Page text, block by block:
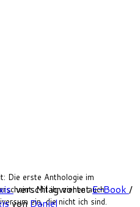
Die erste Anthologie im
Mit ihr ziehen auch
ein, die nicht ich sind.
verschlagwortetE-Book /
von Daniel